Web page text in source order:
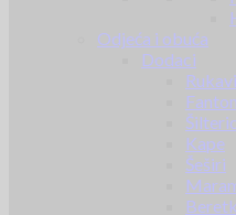
Odjeća i obuća
Dodaci
Kape
Šeširi